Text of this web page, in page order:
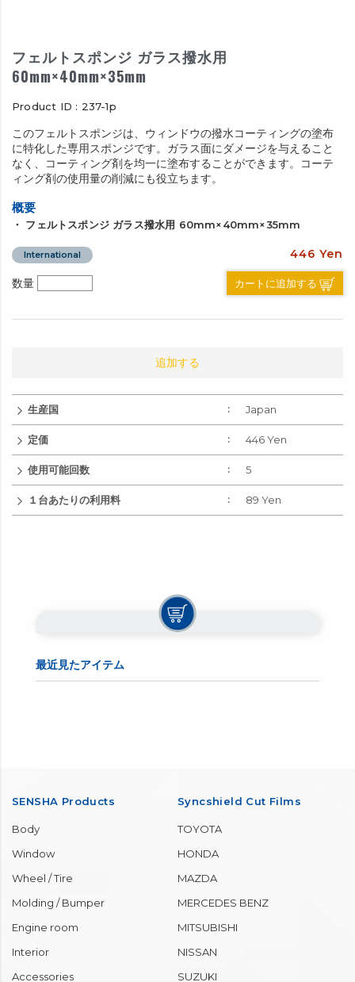
フェルトスポンジ ガラス撥水用
60mm×40mm×35mm
Product ID : 237-1p
このフェルトスポンジは、ウィンドウの撥水コーティングの塗布
に特化した専用スポンジです。ガラス面にダメージを与えること
なく、コーティング剤を均一に塗布することができます。コーテ
ィング剤の使用量の削減にも役立ちます。
概要
・ フェルトスポンジ ガラス撥水用 60mm×40mm×35mm
International 446 Yen
数量 カートに追加する
追加する
生産国 Japan
定価 446 Yen
使用可能回数 5
１台あたりの利用料 89 Yen
最近見たアイテム
SENSHA Products
Body
Window
Wheel / Tire
Molding / Bumper
Engine room
Interior
Accessories
Syncshield Cut Films
TOYOTA
HONDA
MAZDA
MERCEDES BENZ
MITSUBISHI
NISSAN
SUZUKI